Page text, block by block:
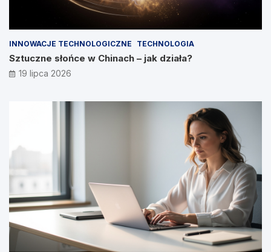
INNOWACJE TECHNOLOGICZNE TECHNOLOGIA
Sztuczne słońce w Chinach – jak działa?
19 lipca 2026